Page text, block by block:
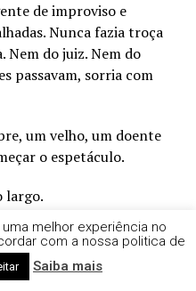
de improviso e
Nunca fazia troça
Nem do juiz. Nem do
passavam, sorria com
um velho, um doente
o espetáculo.
largo.
melhor experiência no
com a nossa politica de
Saiba mais